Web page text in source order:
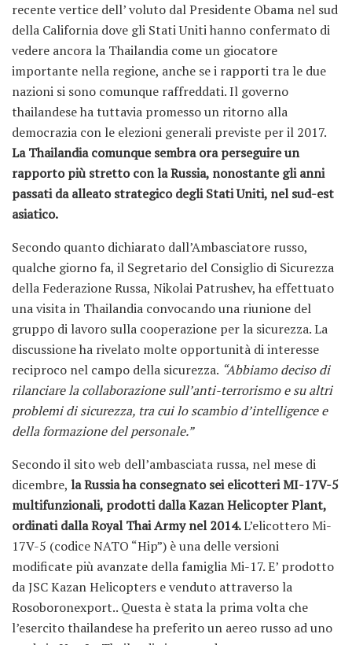
recente vertice dell’ voluto dal Presidente Obama nel sud
della California dove gli Stati Uniti hanno confermato di
vedere ancora la Thailandia come un giocatore
importante nella regione, anche se i rapporti tra le due
nazioni si sono comunque raffreddati. Il governo
thailandese ha tuttavia promesso un ritorno alla
democrazia con le elezioni generali previste per il 2017.
La Thailandia comunque sembra ora perseguire un
rapporto più stretto con la Russia, nonostante gli anni
passati da alleato strategico degli Stati Uniti, nel sud-est
asiatico.
Secondo quanto dichiarato dall’Ambasciatore russo,
qualche giorno fa, il Segretario del Consiglio di Sicurezza
della Federazione Russa, Nikolai Patrushev, ha effettuato
una visita in Thailandia convocando una riunione del
gruppo di lavoro sulla cooperazione per la sicurezza. La
discussione ha rivelato molte opportunità di interesse
reciproco nel campo della sicurezza. “Abbiamo deciso di
rilanciare la collaborazione sull’anti-terrorismo e su altri
problemi di sicurezza, tra cui lo scambio d’intelligence e
della formazione del personale.”
Secondo il sito web dell’ambasciata russa, nel mese di
dicembre, la Russia ha consegnato sei elicotteri MI-17V-5
multifunzionali, prodotti dalla Kazan Helicopter Plant,
ordinati dalla Royal Thai Army nel 2014.L’elicottero Mi-
17V-5 (codice NATO “Hip”) è una delle versioni
modificate più avanzate della famiglia Mi-17. E’ prodotto
da JSC Kazan Helicopters e venduto attraverso la
Rosoboronexport.. Questa è stata la prima volta che
l’esercito thailandese ha preferito un aereo russo ad uno